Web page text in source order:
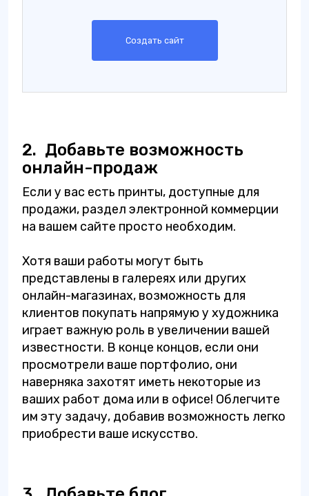
Создать сайт
2. Добавьте возможность
онлайн-продаж
Если у вас есть принты, доступные для
продажи, раздел электронной коммерции
на вашем сайте просто необходим.
Хотя ваши работы могут быть
представлены в галереях или других
онлайн-магазинах, возможность для
клиентов покупать напрямую у художника
играет важную роль в увеличении вашей
известности. В конце концов, если они
просмотрели ваше портфолио, они
наверняка захотят иметь некоторые из
ваших работ дома или в офисе! Облегчите
им эту задачу, добавив возможность легко
приобрести ваше искусство.